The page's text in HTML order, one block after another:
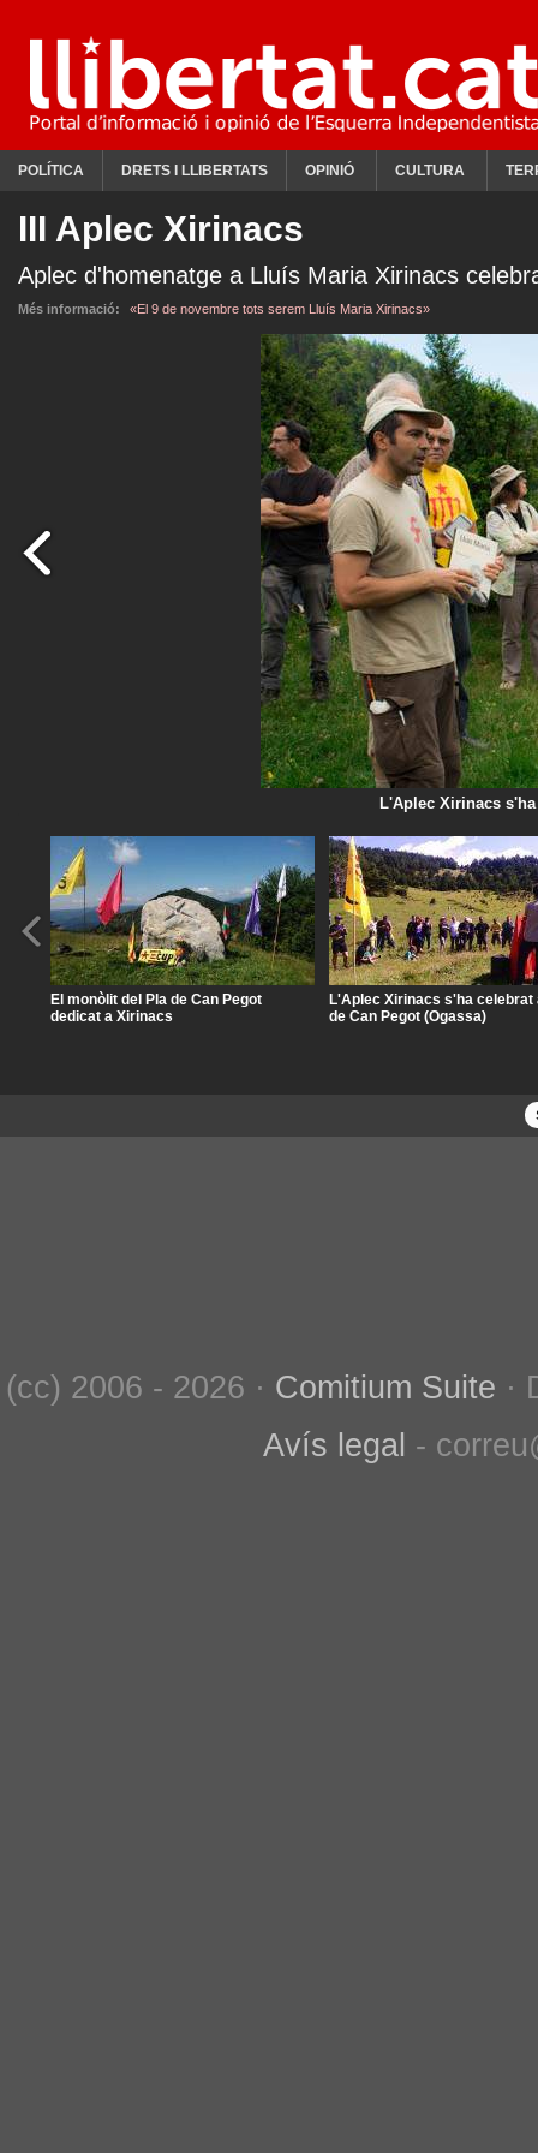
POLÍTICA DRETS I LLIBERTATS OPINIÓ CULTURA
III Aplec Xirinacs
Aplec d'homenatge a Lluís Maria Xirinacs
Més informació: «El 9 de novembre tots serem Lluís Maria Xirinacs»
L'Aplec Xirinacs
El monòlit del Pla de Can Pegot
dedicat a Xirinacs
L'Aplec Xirinacs s'ha celebrat
de Can Pegot (Ogassa)
(cc) 2006 - 2026 · Comitium Suite ·
Avís legal -